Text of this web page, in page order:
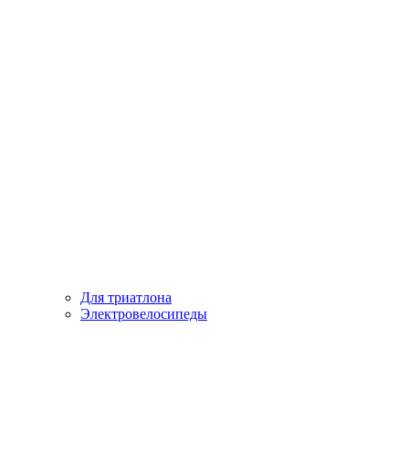
Для триатлона
Электровелосипеды